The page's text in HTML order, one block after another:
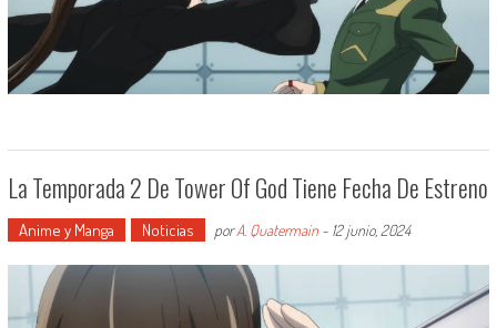
La Temporada 2 De Tower Of God Tiene Fecha De Estreno
Anime y Manga Noticias porA. Quatermain- 12 junio, 2024